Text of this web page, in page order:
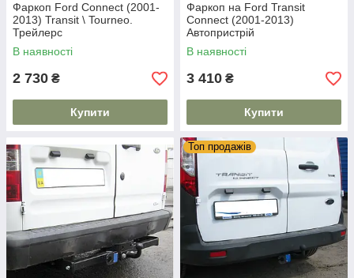
Фаркоп Ford Connect (2001-
2013) Transit \ Tourneo.
Трейлерс
В наявності
2 730 ₴
Купити
Фаркоп на Ford Transit
Connect (2001-2013)
Автопристрій
В наявності
3 410 ₴
Купити
Топ продажів